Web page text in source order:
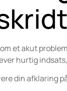
et akut
hurtig
din afklaring